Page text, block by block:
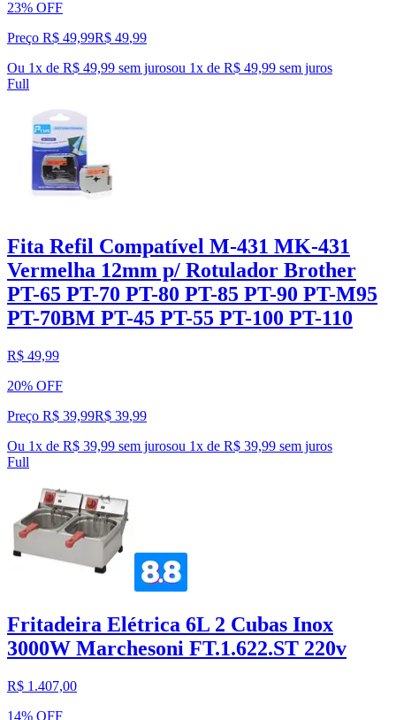
23% OFF
Preço R$ 49,99R$ 49,99
Ou 1x de R$ 49,99 sem jurosou 1x de R$ 49,99 sem juros
Full
Fita Refil Compatível M-431 MK-431
Vermelha 12mm p/ Rotulador Brother
PT-65 PT-70 PT-80 PT-85 PT-90 PT-M95
PT-70BM PT-45 PT-55 PT-100 PT-110
R$ 49,99
20% OFF
Preço R$ 39,99R$ 39,99
Ou 1x de R$ 39,99 sem jurosou 1x de R$ 39,99 sem juros
Full
Fritadeira Elétrica 6L 2 Cubas Inox
3000W Marchesoni FT.1.622.ST 220v
R$ 1.407,00
14% OFF